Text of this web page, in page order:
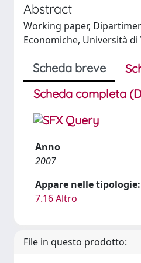
Abstract
Working paper,
Economiche, Università di
Scheda breve
Scheda completa
Anno
2007
Appare nelle tipologie:
7.16 Altro
File in questo prodotto: